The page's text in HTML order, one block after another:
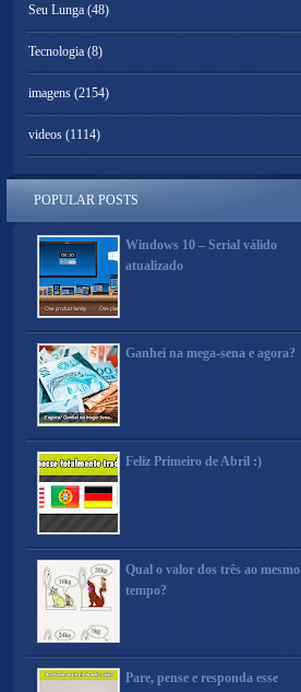
Seu Lunga (48)
Tecnologia (8)
imagens (2154)
videos (1114)
POPULAR POSTS
Windows 10 – Serial válido
atualizado
Ganhei na mega-sena e agora?
Feliz Primeiro de Abril :)
Qual o valor dos três ao mesmo
tempo?
Pare, pense e responda esse